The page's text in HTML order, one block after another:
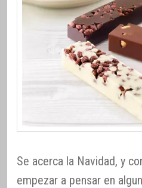
Se acerca la Navidad, y
empezar a pensar en